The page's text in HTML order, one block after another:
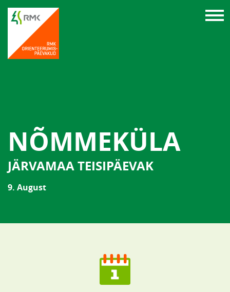
NÕMMEKÜLA
JÄRVAMAA TEISIPÄEVAK
9. August